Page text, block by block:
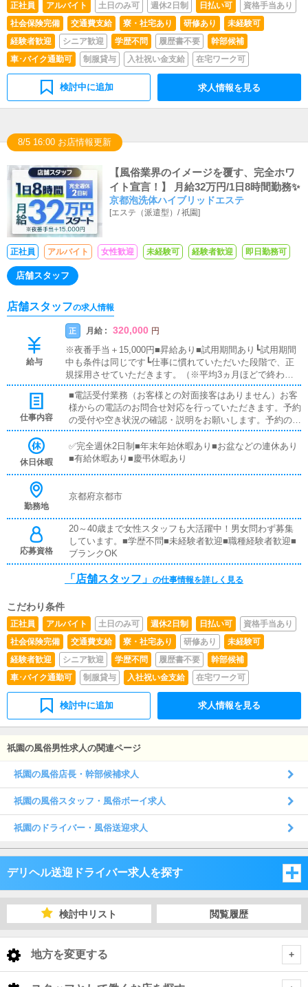
正社員 アルバイト 土日のみ可 週休2日制 日払い可
資格手当あり
社会保険完備
交通費支給 寮・社宅あり 研修あり
未経験可
経験者歓迎
シニア歓迎 学歴不問 履歴書不要
幹部候補
車･バイク通勤可
制服貸与 入社祝い金支給 在宅ワーク可
検討中に追加 求人情報を見る
8/5 16:00 お店情報更新
【風俗業界のイメージを覆す、完全ホワ
イト宣言！】 月給32万円/1日8時間勤務✨
京都泡洗体ハイブリッドエステ
[エステ（派遣型）/祇園]
正社員 アルバイト 女性歓迎 未経験可 経験者歓迎 即日勤務可
店舗スタッフ
店舗スタッフの求人情報
給与
正 月給 : 320,000 円
※夜番手当＋15,000円■昇給あり■試用期間あり┗試用期間
中も条件は同じです┗仕事に慣れていただいた段階で、正
規採用させていただきます。（※平均3ヵ月ほどで終わら
れる方が多いです。）■日払い可■通勤交通費支給
仕事内容
■電話受付業務（お客様との対面接客はありません）お客
様からの電話のお問合せ対応を行っていただきます。予約
の受付や空き状況の確認・説明をお願いします。予約の確
定後はキャストやドライバーに通達します。簡単なマニュ
アルや先輩スタッフに気軽に聞ける環境ですので、未経験
でも安心して働けます。■キャスト管理お店で働いていた
行っていただきます。■PC更新業務ヘブンネットなど、ポ
す。キャストの出勤情報やイベント、求人ブログの作成と
なります。基本的にはボタンを押すだけや、ブログの更新
時に簡単に文字が入力出来れば問題ありません。PCが苦
手な人でも簡単にできます。■清掃・備品管理お客様やキ
備品の管理・補充を行っていただきます。
休日休暇
✅完全週休2日制■年末年始休暇あり■お盆などの連休あり
■有給休暇あり■慶弔休暇あり
勤務地
京都府京都市
応募資格
20～40歳まで女性スタッフも大活躍中！男女問わず募集
しています。■学歴不問■未経験者歓迎■職種経験者歓迎■
ブランクOK
「店舗スタッフ」 の仕事情報を詳しく見る
こだわり条件
正社員 アルバイト 土日のみ可 週休2日制 日払い可
資格手当あり
社会保険完備
交通費支給 寮・社宅あり 研修あり
未経験可
経験者歓迎
シニア歓迎 学歴不問 履歴書不要
幹部候補
車･バイク通勤可
制服貸与 入社祝い金支給 在宅ワーク可
検討中に追加 求人情報を見る
祇園の風俗男性求人の関連ページ
祇園の風俗店長・幹部候補求人
祇園の風俗スタッフ・風俗ボーイ求人
祇園のドライバー・風俗送迎求人
デリヘル送迎ドライバー求人を探す
大阪府
検討中リスト 閲覧履歴
地方を変更する